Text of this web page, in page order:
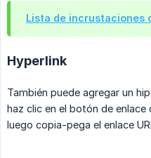
Lista de incrustaciones
Hyperlink
También puede agregar un
haz clic en el botón de
luego copia-pega el enlace